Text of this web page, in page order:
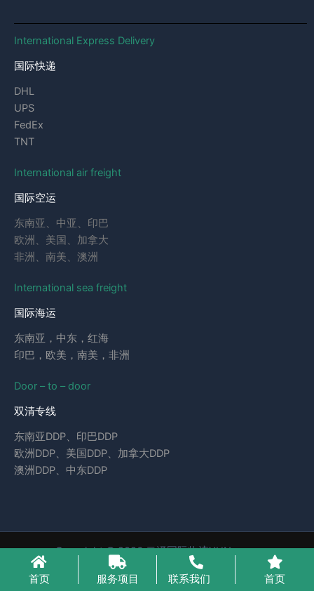
International Express Delivery
国际快递
DHL
UPS
FedEx
TNT
International air freight
国际空运
东南亚、中亚、印巴
欧洲、美国、加拿大
非洲、南美、澳洲
International sea freight
国际海运
东南亚，中东，红海
印巴，欧美，南美，非洲
Door – to – door
双清专线
东南亚DDP、印巴DDP
欧洲DDP、美国DDP、加拿大DDP
澳洲DDP、中东DDP
Copyright © 2026 云泽国际物流YUNcargo
粤ICP备2023046221号-1
首页 服务项目 联系我们 首页